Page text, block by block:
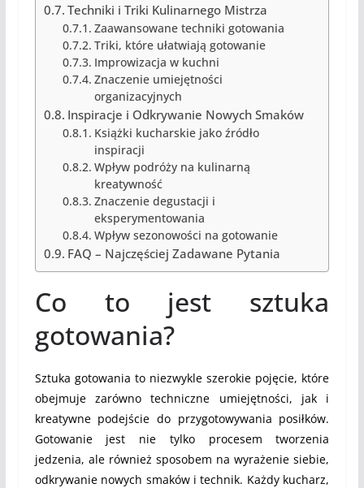
Techniki i Triki Kulinarnego Mistrza
Zaawansowane techniki gotowania
Triki, które ułatwiają gotowanie
Improwizacja w kuchni
Znaczenie umiejętności
organizacyjnych
Inspiracje i Odkrywanie Nowych Smaków
Książki kucharskie jako źródło
inspiracji
Wpływ podróży na kulinarną
kreatywność
Znaczenie degustacji i
eksperymentowania
Wpływ sezonowości na gotowanie
FAQ – Najczęściej Zadawane Pytania
Co to jest sztuka
gotowania?
Sztuka gotowania to niezwykle szerokie pojęcie, które
obejmuje zarówno techniczne umiejętności, jak i
kreatywne podejście do przygotowywania posiłków.
Gotowanie jest nie tylko procesem tworzenia
jedzenia, ale również sposobem na wyrażenie siebie,
odkrywanie nowych smaków i technik. Każdy kucharz,